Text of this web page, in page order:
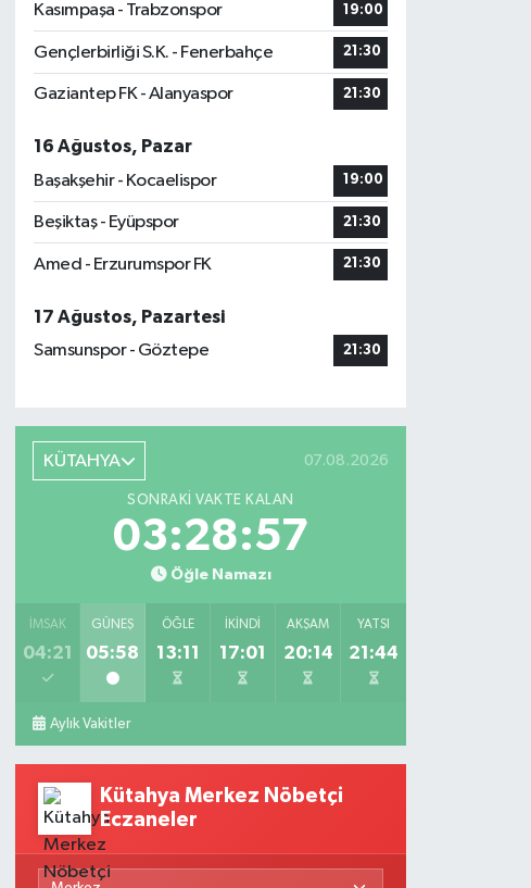
Kasımpaşa - Trabzonspor 19:00
Gençlerbirliği S.K. - Fenerbahçe 21:30
Gaziantep FK - Alanyaspor 21:30
16 Ağustos, Pazar
Başakşehir - Kocaelispor
19:00
Beşiktaş - Eyüpspor 21:30
Amed - Erzurumspor FK 21:30
17 Ağustos, Pazartesi
Samsunspor - Göztepe
21:30
KÜTAHYA 07.08.2026
SONRAKI VAKTE KALAN
03:28:56
Öğle Namazı
İMSAK
04:21
GÜNEŞ
05:58
ÖĞLE
13:11
İKINDI
17:01
AKŞAM
20:14
YATSI
21:44
Aylık Vakitler
Kütahya Merkez Nöbetçi
Eczaneler